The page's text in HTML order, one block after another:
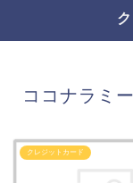
ココナラミ
クレジットカード